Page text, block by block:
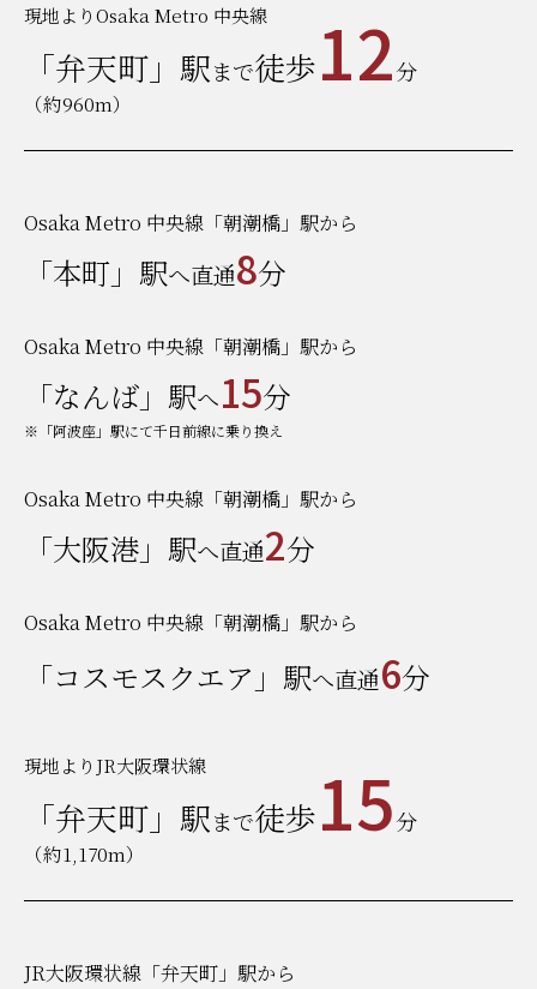
現地よりOsaka Metro 中央線
「弁天町」駅まで徒歩12分
（約960m）
Osaka Metro 中央線「朝潮橋」駅から
「本町」駅へ直通8分
Osaka Metro 中央線「朝潮橋」駅から
「なんば」駅へ15分
※「阿波座」駅にて千日前線に乗り換え
Osaka Metro 中央線「朝潮橋」駅から
「大阪港」駅へ直通2分
Osaka Metro 中央線「朝潮橋」駅から
「コスモスクエア」駅へ直通6分
現地よりJR大阪環状線
「弁天町」駅まで徒歩15分
（約1,170m）
JR大阪環状線「弁天町」駅から